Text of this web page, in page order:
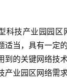
科技产业园园区
适当，具有一定
的关键网络技
产业园区网络需